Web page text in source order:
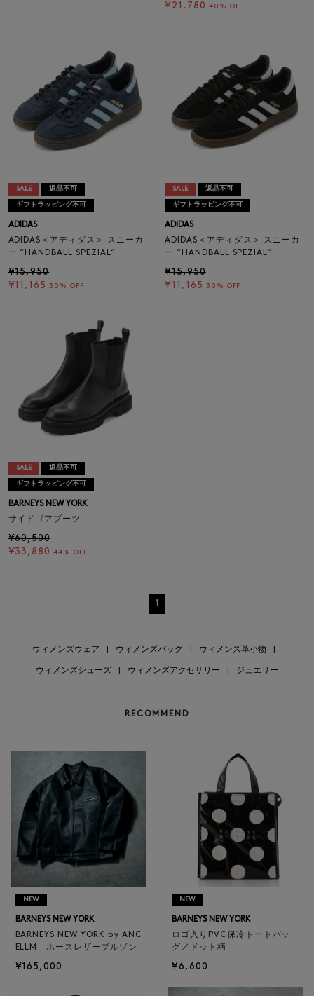
¥21,780 40% OFF
SALE 返品不可
ギフトラッピング不可
ADIDAS
ADIDAS＜アディダス＞ スニーカ
ー “HANDBALL SPEZIAL“
¥15,950
¥11,165 30% OFF
SALE 返品不可
ギフトラッピング不可
ADIDAS
ADIDAS＜アディダス＞ スニーカ
ー “HANDBALL SPEZIAL“
¥15,950
¥11,165 30% OFF
SALE 返品不可
ギフトラッピング不可
BARNEYS NEW YORK
サイドゴアブーツ
¥60,500
¥33,880 44% OFF
1
ウィメンズウェア ウィメンズバッグ ウィメンズ革小物
ウィメンズシューズ ウィメンズアクセサリー ジュエリー
RECOMMEND
NEW
BARNEYS NEW YORK
BARNEYS NEW YORK by ANC
ELLM ホースレザーブルゾン
¥165,000
NEW
BARNEYS NEW YORK
ロゴ入りPVC保冷トートバッ
グ／ドット柄
¥6,600